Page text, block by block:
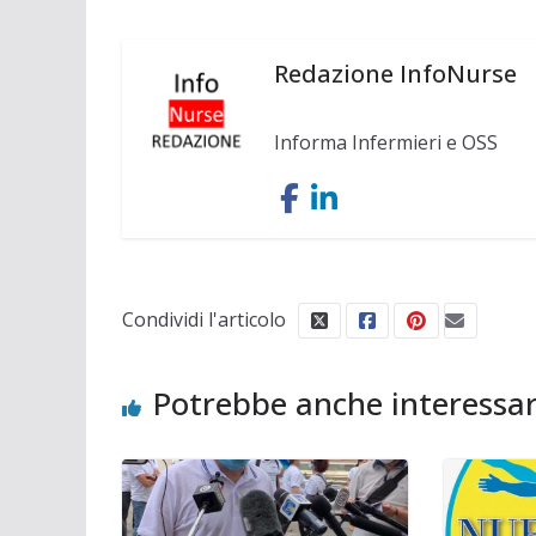
Redazione InfoNurse
Informa Infermieri e OSS
Condividi l'articolo
Potrebbe anche